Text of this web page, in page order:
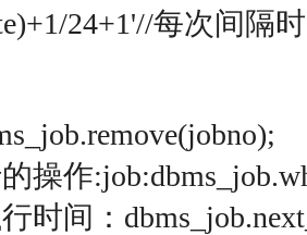
24+1'//每次间隔
操作
时间：